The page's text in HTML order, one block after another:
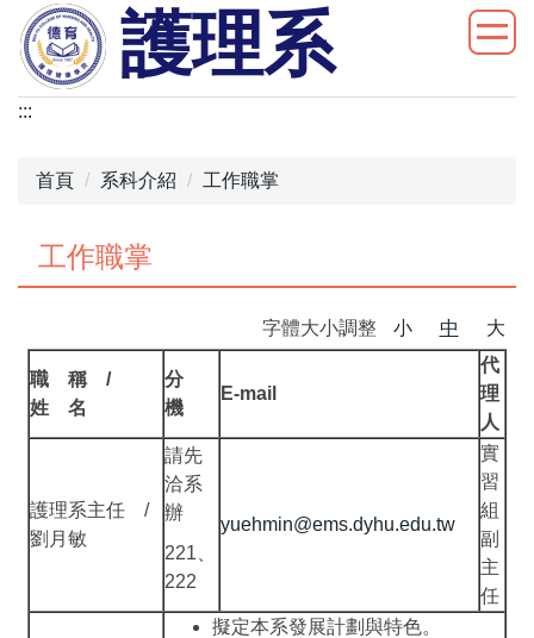
跳
到
主
要
護理系
:::
首頁 系科介紹 工作職掌
工作職掌
字體大小調整 小 中 大
職 稱 /
姓 名
分
機
E-mail
代
理
人
護理系主任 /
劉月敏
請先
洽系
辦
221、
222
yuehmin@ems.dyhu.edu.tw
實
習
組
副
主
任
擬定本系發展計劃與特色。